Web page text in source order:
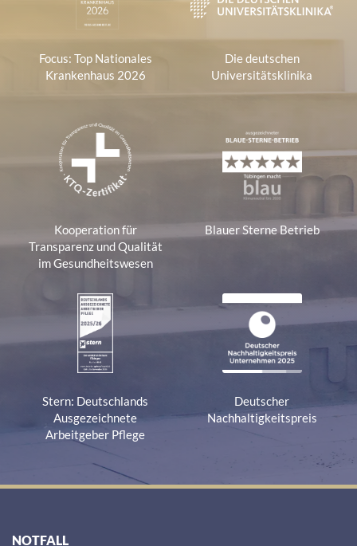
Focus: Top Nationales
Krankenhaus 2026
Die deutschen
Universitätsklinika
Kooperation für
Transparenz und Qualität
im Gesundheitswesen
Blauer Sterne Betrieb
Stern: Deutschlands
Ausgezeichnete
Arbeitgeber Pflege
Deutscher
Nachhaltigkeitspreis
NOTFALL